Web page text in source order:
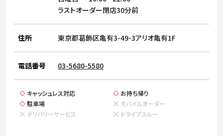
ブランド
店舗検索
店舗一覧
採用情報
よくある質問・お問い合わせ
日本語 English 简体中文
ラストオーダー閉店30分前
住所 東京都葛飾区亀有3-49-3アリオ亀有1F
電話番号 03-5680-5580
キャッシュレス対応
お持ち帰り
駐車場
モバイルオーダー
デリバリーサービス
ドライブスルー